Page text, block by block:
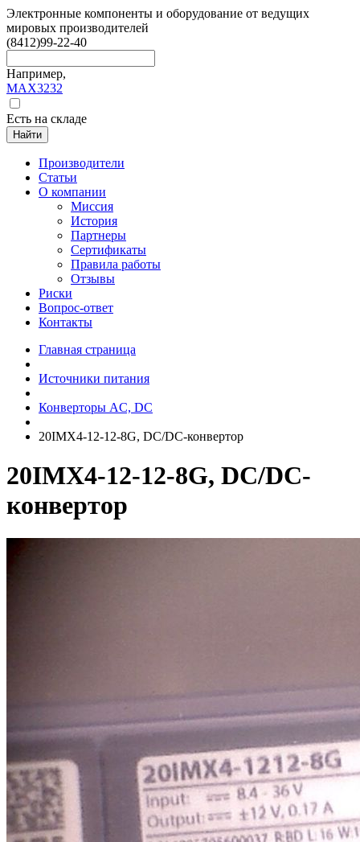
Электронные компоненты и оборудование от ведущих
мировых производителей
(8412)99-22-40
Например,
MAX3232
Есть на складе
Найти
Производители
Статьи
О компании
Миссия
История
Партнеры
Сертификаты
Правила работы
Отзывы
Риски
Вопрос-ответ
Контакты
Главная страница
Источники питания
Конверторы AC, DC
20IMX4-12-12-8G, DC/DC-конвертор
20IMX4-12-12-8G, DC/DC-
конвертор